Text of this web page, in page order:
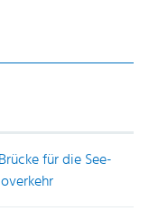
für die See-